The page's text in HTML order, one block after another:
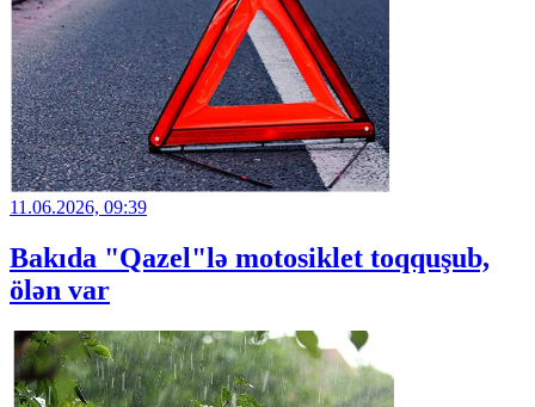
11.06.2026, 09:39
Bakıda "Qazel"lə motosiklet toqquşub,
ölən var